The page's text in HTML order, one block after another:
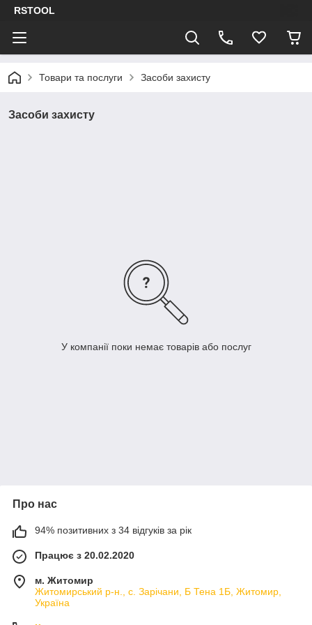
RSTOOL
Товари та послуги Засоби захисту
Засоби захисту
У компанії поки немає товарів або послуг
Про нас
94% позитивних з 34 відгуків за рік
Працює з 20.02.2020
м. Житомир
Житомирський р-н., с. Зарічани, Б Тена 1Б, Житомир,
Україна